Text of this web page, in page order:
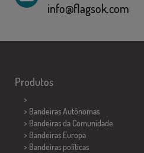
info@flagsok.com
Produtos
>
> Bandeiras Autônomas
> Bandeiras da Comunidade
> Bandeiras Europa
> Bandeiras políticas